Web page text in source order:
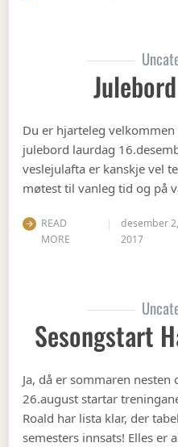
Du er hjarteleg
julebord laurdag
veslejulafta er kanskje vel
møtest til vanleg tid og på
READ
MORE
desember 2,
2017
Sesongstart
Ja, då er sommaren nesten
26.august startar
Roald har lista klar, der
semesters innsats! Elles er